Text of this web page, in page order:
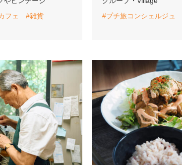
フェ #雑貨
#プチ旅コンシェルジュ